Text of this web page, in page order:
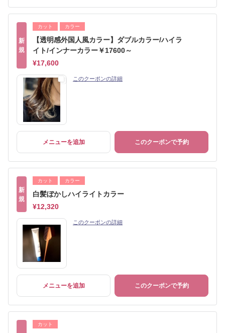
新
規
カット カラー
【透明感外国人風カラー】ダブルカラー/ハイラ
イト/インナーカラー￥17600～
¥17,600
このクーポンの詳細
メニューを追加 このクーポンで予約
新
規
カット カラー
白髪ぼかしハイライトカラー
¥12,320
このクーポンの詳細
メニューを追加 このクーポンで予約
カット